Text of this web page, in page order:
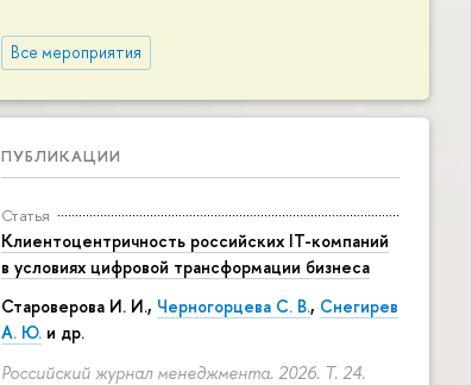
Все мероприятия
ПУБЛИКАЦИИ
Статья
Клиентоцентричность российских IT-компаний
в условиях цифровой трансформации бизнеса
Староверова И. И., Черногорцева С. В., Снегирев
А. Ю. и др.
Российский журнал менеджмента. 2026. Т. 24.